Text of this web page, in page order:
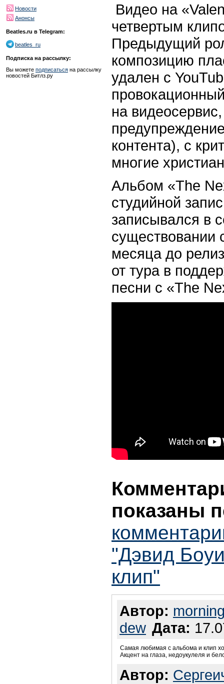
Новости
Анонсы
Beatles.ru в Telegram:
beatles_ru
Подписка на рассылку:
Вы можете подписаться на рассылку
новостей Битлз.ру
Видео на
четвертым
Предыдущий
композицию
удален с
на
контента), с
многие
Альбом «The
студийной
записывался в
существовании
месяца до
от тура в
песни с «The
показаны
"Дэвид
клип"
Автор:
dew Дата:
Самая любимая с альбома и клип
Акцент на глаза, недоукулеля и
Автор: